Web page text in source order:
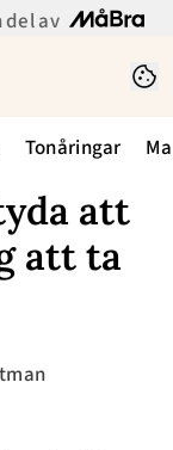
del av
Tonåringar
att
att ta